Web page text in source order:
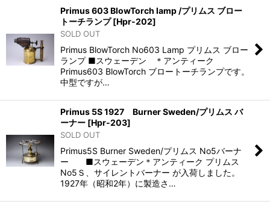
Primus 603 BlowTorch lamp /プリムス ブロー
トーチランプ [Hpr-202]
SOLD OUT
Primus BlowTorch No603 Lamp プリムス ブロー
ランプ ■スウェーデン ＊アンティーク
Primus603 BlowTorch ブロートーチランプです。
中型ですが…
Primus 5S 1927 Burner Sweden/プリムス バ
ーナー [Hpr-203]
SOLD OUT
Primus5S Burner Sweden/プリムス No5バーナ
ー ■スウェーデン＊アンティーク プリムス
No5Ｓ、サイレントバーナー が入荷しました。
1927年（昭和2年）に製造さ…